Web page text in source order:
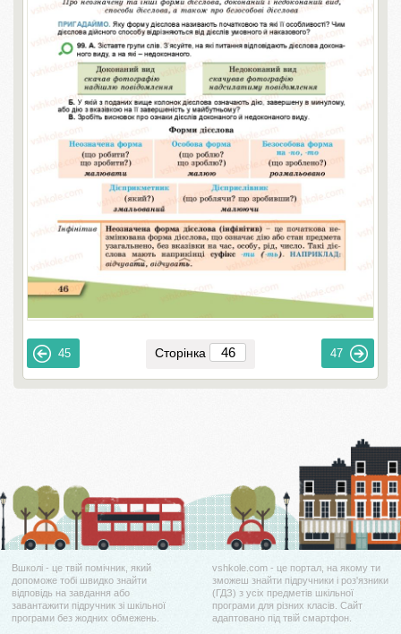
45 Сторінка 47
Вшколі - це твій помічник, який
допоможе тобі швидко знайти
відповідь на завдання або
завантажити підручник зі шкільної
програми без жодних обмежень.
vshkole.com - це портал, на якому ти
зможеш знайти підручники і роз'язники
(ГДЗ) з усіх предметів шкільної
програми для різних класів. Сайт
адаптовано під твій смартфон.